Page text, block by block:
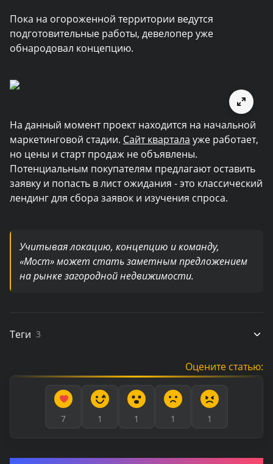
Пока на огороженной территории ведутся
подготовительные работы, девелопер уже
обнародовал концепцию.
На данный момент проект находится на начальной
маркетинговой стадии. Сайт квартала уже работает,
но цены и старт продаж не объявлены.
Потенциальным покупателям предлагают оставить
заявку и попасть в лист ожидания - это классический
лендинг для сбора заявок и изучения спроса.
Учитывая локацию, концепцию и команду,
«Мост» может стать заметным предложением
на рынке загородной недвижимости.
Теги 3
Оцените статью:
7 1 1 1 1